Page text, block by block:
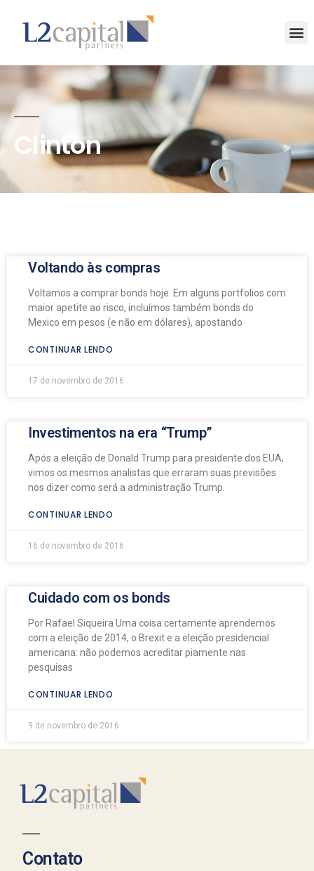
Clinton
Voltando às compras
Voltamos a comprar bonds hoje. Em alguns portfolios com
maior apetite ao risco, incluímos também bonds do
Mexico em pesos (e não em dólares), apostando
CONTINUAR LENDO
17 de novembro de 2016
Investimentos na era “Trump”
Após a eleição de Donald Trump para presidente dos EUA,
vimos os mesmos analistas que erraram suas previsões
nos dizer como será a administração Trump.
CONTINUAR LENDO
16 de novembro de 2016
Cuidado com os bonds
Por Rafael Siqueira Uma coisa certamente aprendemos
com a eleição de 2014, o Brexit e a eleição presidencial
americana: não podemos acreditar piamente nas
pesquisas
CONTINUAR LENDO
9 de novembro de 2016
Contato